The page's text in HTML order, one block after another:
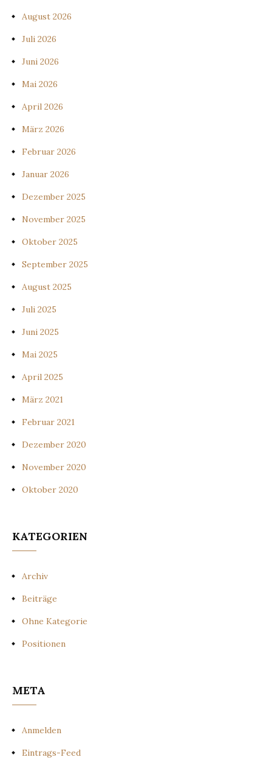
August 2026
Juli 2026
Juni 2026
Mai 2026
April 2026
März 2026
Februar 2026
Januar 2026
Dezember 2025
November 2025
Oktober 2025
September 2025
August 2025
Juli 2025
Juni 2025
Mai 2025
April 2025
März 2021
Februar 2021
Dezember 2020
November 2020
Oktober 2020
KATEGORIEN
Archiv
Beiträge
Ohne Kategorie
Positionen
META
Anmelden
Eintrags-Feed